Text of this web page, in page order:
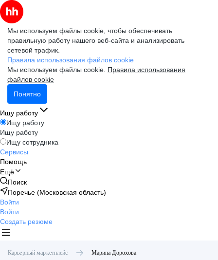
Мы используем файлы cookie, чтобы обеспечивать
правильную работу нашего веб-сайта и анализировать
сетевой трафик.
Правила использования файлов cookie
Мы используем файлы cookie. Правила использования
файлов cookie
Понятно
Ищу работу
Ищу работу
Ищу работу
Ищу сотрудника
Сервисы
Помощь
Ещё
Поиск
Поречье (Московская область)
Войти
Войти
Создать резюме
Карьерный маркетплейс Марина Дорохова